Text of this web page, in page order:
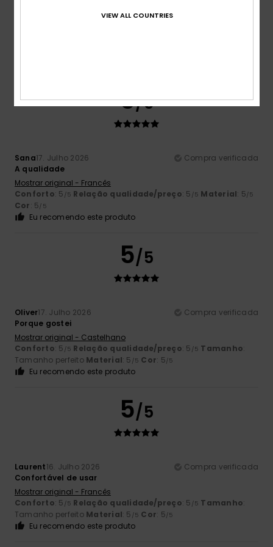
5/5
Sana17. Julho 2026
Compra verificada
A qualidade
Mostrar original - Francês
Conforto: 5 /5 Relação qualidade/preço: 5 /5 Material: 5/5
Cor: 5/5
Eu recomendo este produto
5/5
Oliver17. Julho 2026
Compra verificada
Porque gostei
Mostrar original - Castelhano
Conforto: 5 /5 Relação qualidade/preço: 5 /5 Tamanho:
Tamanho perfeito Material: 5 /5 Cor: 5/5
Eu recomendo este produto
5/5
Laurent16. Julho 2026
Compra verificada
Confortável de usar
Mostrar original - Francês
Conforto: 5 /5 Relação qualidade/preço: 5 /5 Tamanho:
Tamanho perfeito Material: 5 /5 Cor: 5/5
Eu recomendo este produto
VIEW ALL COUNTRIES